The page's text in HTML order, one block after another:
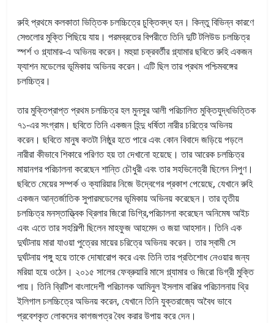
রুহি প্রথমে কলকাতা ভিত্তিক চলচ্চিত্রে চুক্তিবদ্ধ হন। কিন্তু বিভিন্ন কারণে
সেগুলোর মুক্তি পিছিয়ে যায়। পরমব্রতের বিপরীতে তিনি দুটি টলিউড চলচ্চিত্র
স্পর্শ ও গ্ল্যামার-এ অভিনয় করেন। মহুয়া চক্রবর্তীর গ্ল্যামার ছবিতে রুহি একজন
ফ্যাশন মডেলের ভূমিকায় অভিনয় করেন। এটি ছিল তার প্রথম পশ্চিমবঙ্গের
চলচ্চিত্র।
তার মুক্তিপ্রাপ্ত প্রথম চলচ্চিত্র হল মুনসুর আলী পরিচালিত মুক্তিযুদ্ধভিত্তিক
৭১-এর সংগ্রাম। ছবিতে তিনি একজন হিন্দু ধর্ষিতা নারীর চরিত্রে অভিনয়
করেন। ছবিতে মানুষ কতটা নিষ্ঠুর হতে পারে এবং কোন বিবাদে জড়িয়ে পড়লে
নারীরা কীভাবে শিকারে পরিণত হয় তা দেখানো হয়েছে। তার আরেক চলচ্চিত্র
মায়ানগর পরিচালনা করেছেন শান্তি চৌধুরী এবং তার সহভিনেত্রী ছিলেন নিপুণ।
ছবিতে মেয়ের সম্পর্ক ও ক্যারিয়ার নিজে উদ্বেগের প্রকাশ পেয়েছে, যেখানে রুহি
একজন আন্তর্জাতিক সুপারমডেলের ভূমিকায় অভিনয় করেছেন। তার তৃতীয়
চলচ্চিত্র মনস্তাত্ত্বিক থ্রিলার জিরো ডিগ্রি,পরিচালনা করেছেন অনিমেষ আইচ
এবং এতে তার সহশিল্পী ছিলেন মাহফুজ আহমেদ ও জয়া আহসান। তিনি এক
দুর্ঘটনায় মারা যাওয়া পুত্রের মায়ের চরিত্রে অভিনয় করেন। তার স্বামী সে
দুর্ঘটনায় পঙ্গু হয়ে তাকে দোষারোপ করে এবং তিনি তার প্রতিশোধ নেওয়ার জন্য
মরিয়া হয়ে ওঠেন। ২০১৫ সালের ফেব্রুয়ারি মাসে গ্ল্যামার ও জিরো ডিগ্রী মুক্তি
পায়। তিনি ব্রিটিশ বাংলাদেশী পরিচালক আমিনুল ইসলাম বাপ্পির পরিচালনায় থ্রি
ইলিগাল চলচ্চিত্রে অভিনয় করেন, যেখানে তিনি যুক্তরাজ্যে অবৈধ ভাবে
প্রবেশকৃত লোকদের কাগজপত্র বৈধ করার উপায় করে দেন।